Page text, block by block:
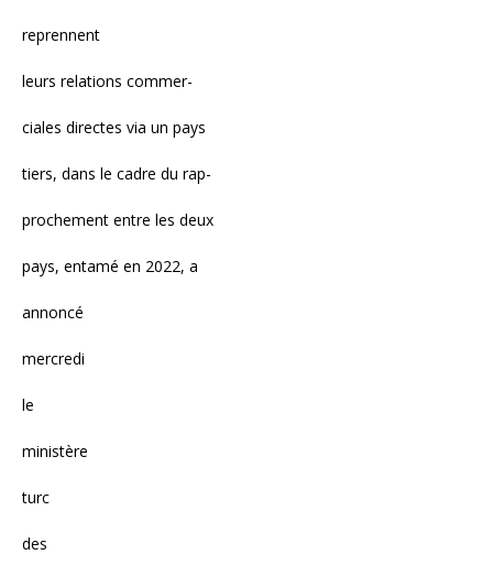
reprennent
leurs relations commer-
ciales directes via un pays
tiers, dans le cadre du rap-
prochement entre les deux
pays, entamé en 2022, a
annoncé
mercredi
le
ministère
turc
des